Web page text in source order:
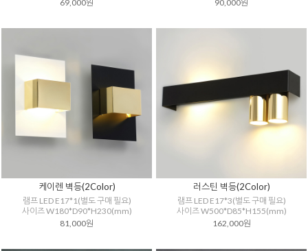
69,000원 90,000원
케이렌 벽등(2Color)
램프 LED E17*1(별도 구매 필요)
사이즈 W180*D90*H230(mm)
81,000원
러스틴 벽등(2Color)
램프 LED E17*3(별도 구매 필요)
사이즈 W500*D85*H155(mm)
162,000원